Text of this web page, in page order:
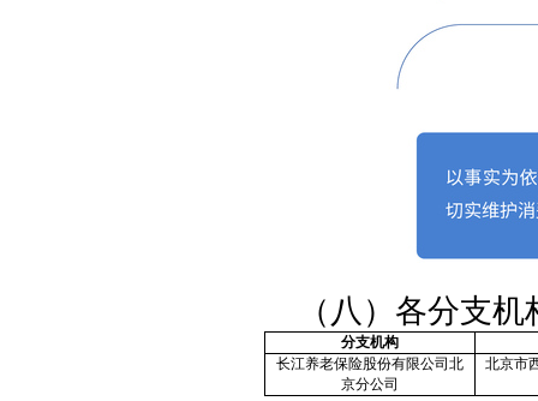
（八）各分支
分支机构
长江养老保险股份有限公司北
京分公司
北京市